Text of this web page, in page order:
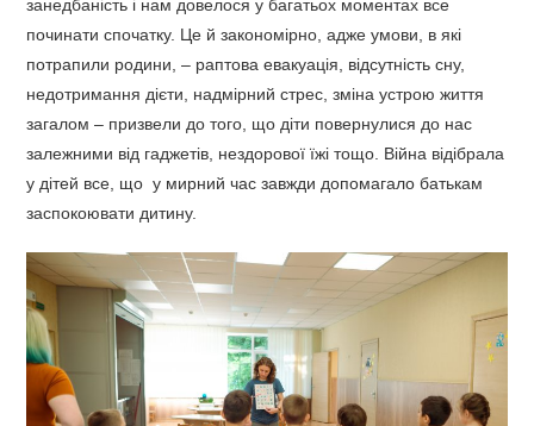
занедбаність і нам довелося у багатьох моментах все
починати спочатку. Це й закономірно, адже умови, в які
потрапили родини, – раптова евакуація, відсутність сну,
недотримання дієти, надмірний стрес, зміна устрою життя
загалом – призвели до того, що діти повернулися до нас
залежними від гаджетів, нездорової їжі тощо. Війна відібрала
у дітей все, що у мирний час завжди допомагало батькам
заспокоювати дитину.